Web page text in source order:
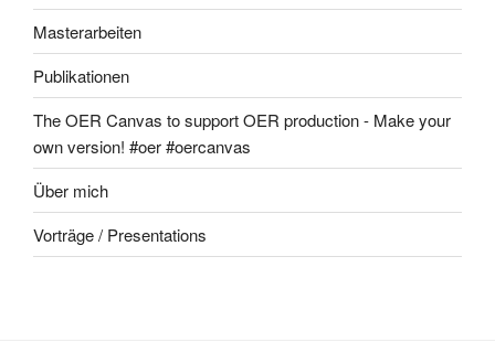
Masterarbeiten
Publikationen
The OER Canvas to support OER production - Make your
own version! #oer #oercanvas
Über mich
Vorträge / Presentations